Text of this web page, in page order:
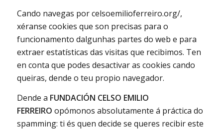
Cando navegas por celsoemilioferreiro.org/,
xéranse cookies que son precisas para o
funcionamento dalgunhas partes do web e para
extraer estatísticas das visitas que recibimos. Ten
en conta que podes desactivar as cookies cando
queiras, dende o teu propio navegador.
Dende a FUNDACIÓN CELSO EMILIO
FERREIRO opómonos absolutamente á práctica do
spamming: ti és quen decide se queres recibir este